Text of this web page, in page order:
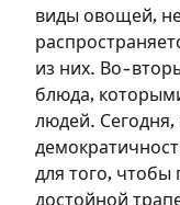
виды овощей,
из них. Во-
блюда,
людей. Сегодня,
для того, чтобы
достойной